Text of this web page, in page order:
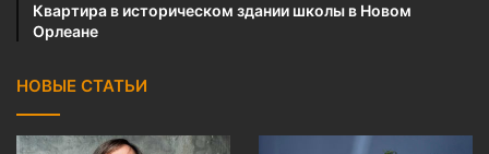
Квартира в историческом здании школы в Новом
Орлеане
НОВЫЕ СТАТЬИ